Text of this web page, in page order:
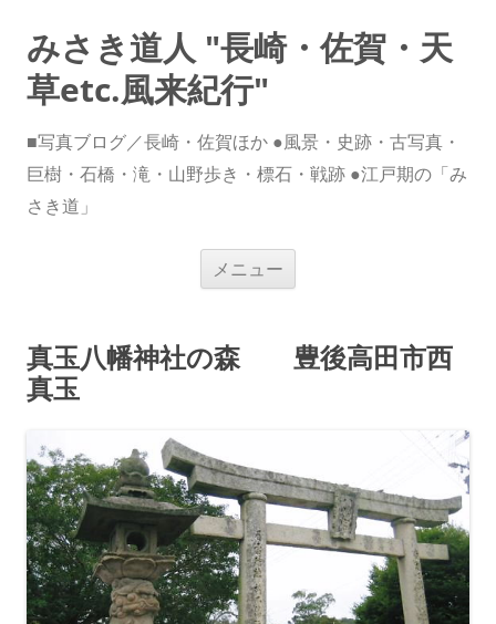
みさき道人 "長崎・佐賀・天
草etc.風来紀行"
■写真ブログ／長崎・佐賀ほか ●風景・史跡・古写真・
巨樹・石橋・滝・山野歩き・標石・戦跡 ●江戸期の「み
さき道」
メニュー
ス
キ
真玉八幡神社の森 豊後高田市西
真玉